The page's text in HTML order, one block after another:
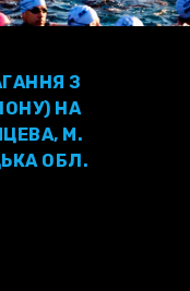
З
НА
М.
ОБЛ.